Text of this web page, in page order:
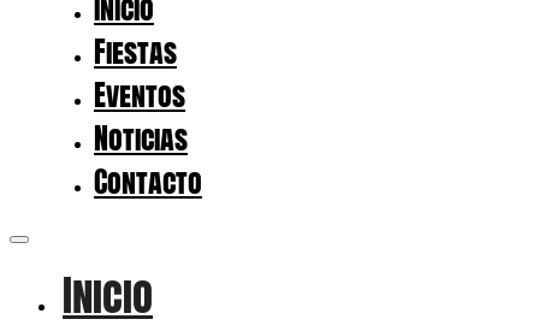
Fiestas
Eventos
Noticias
Contacto
Inicio